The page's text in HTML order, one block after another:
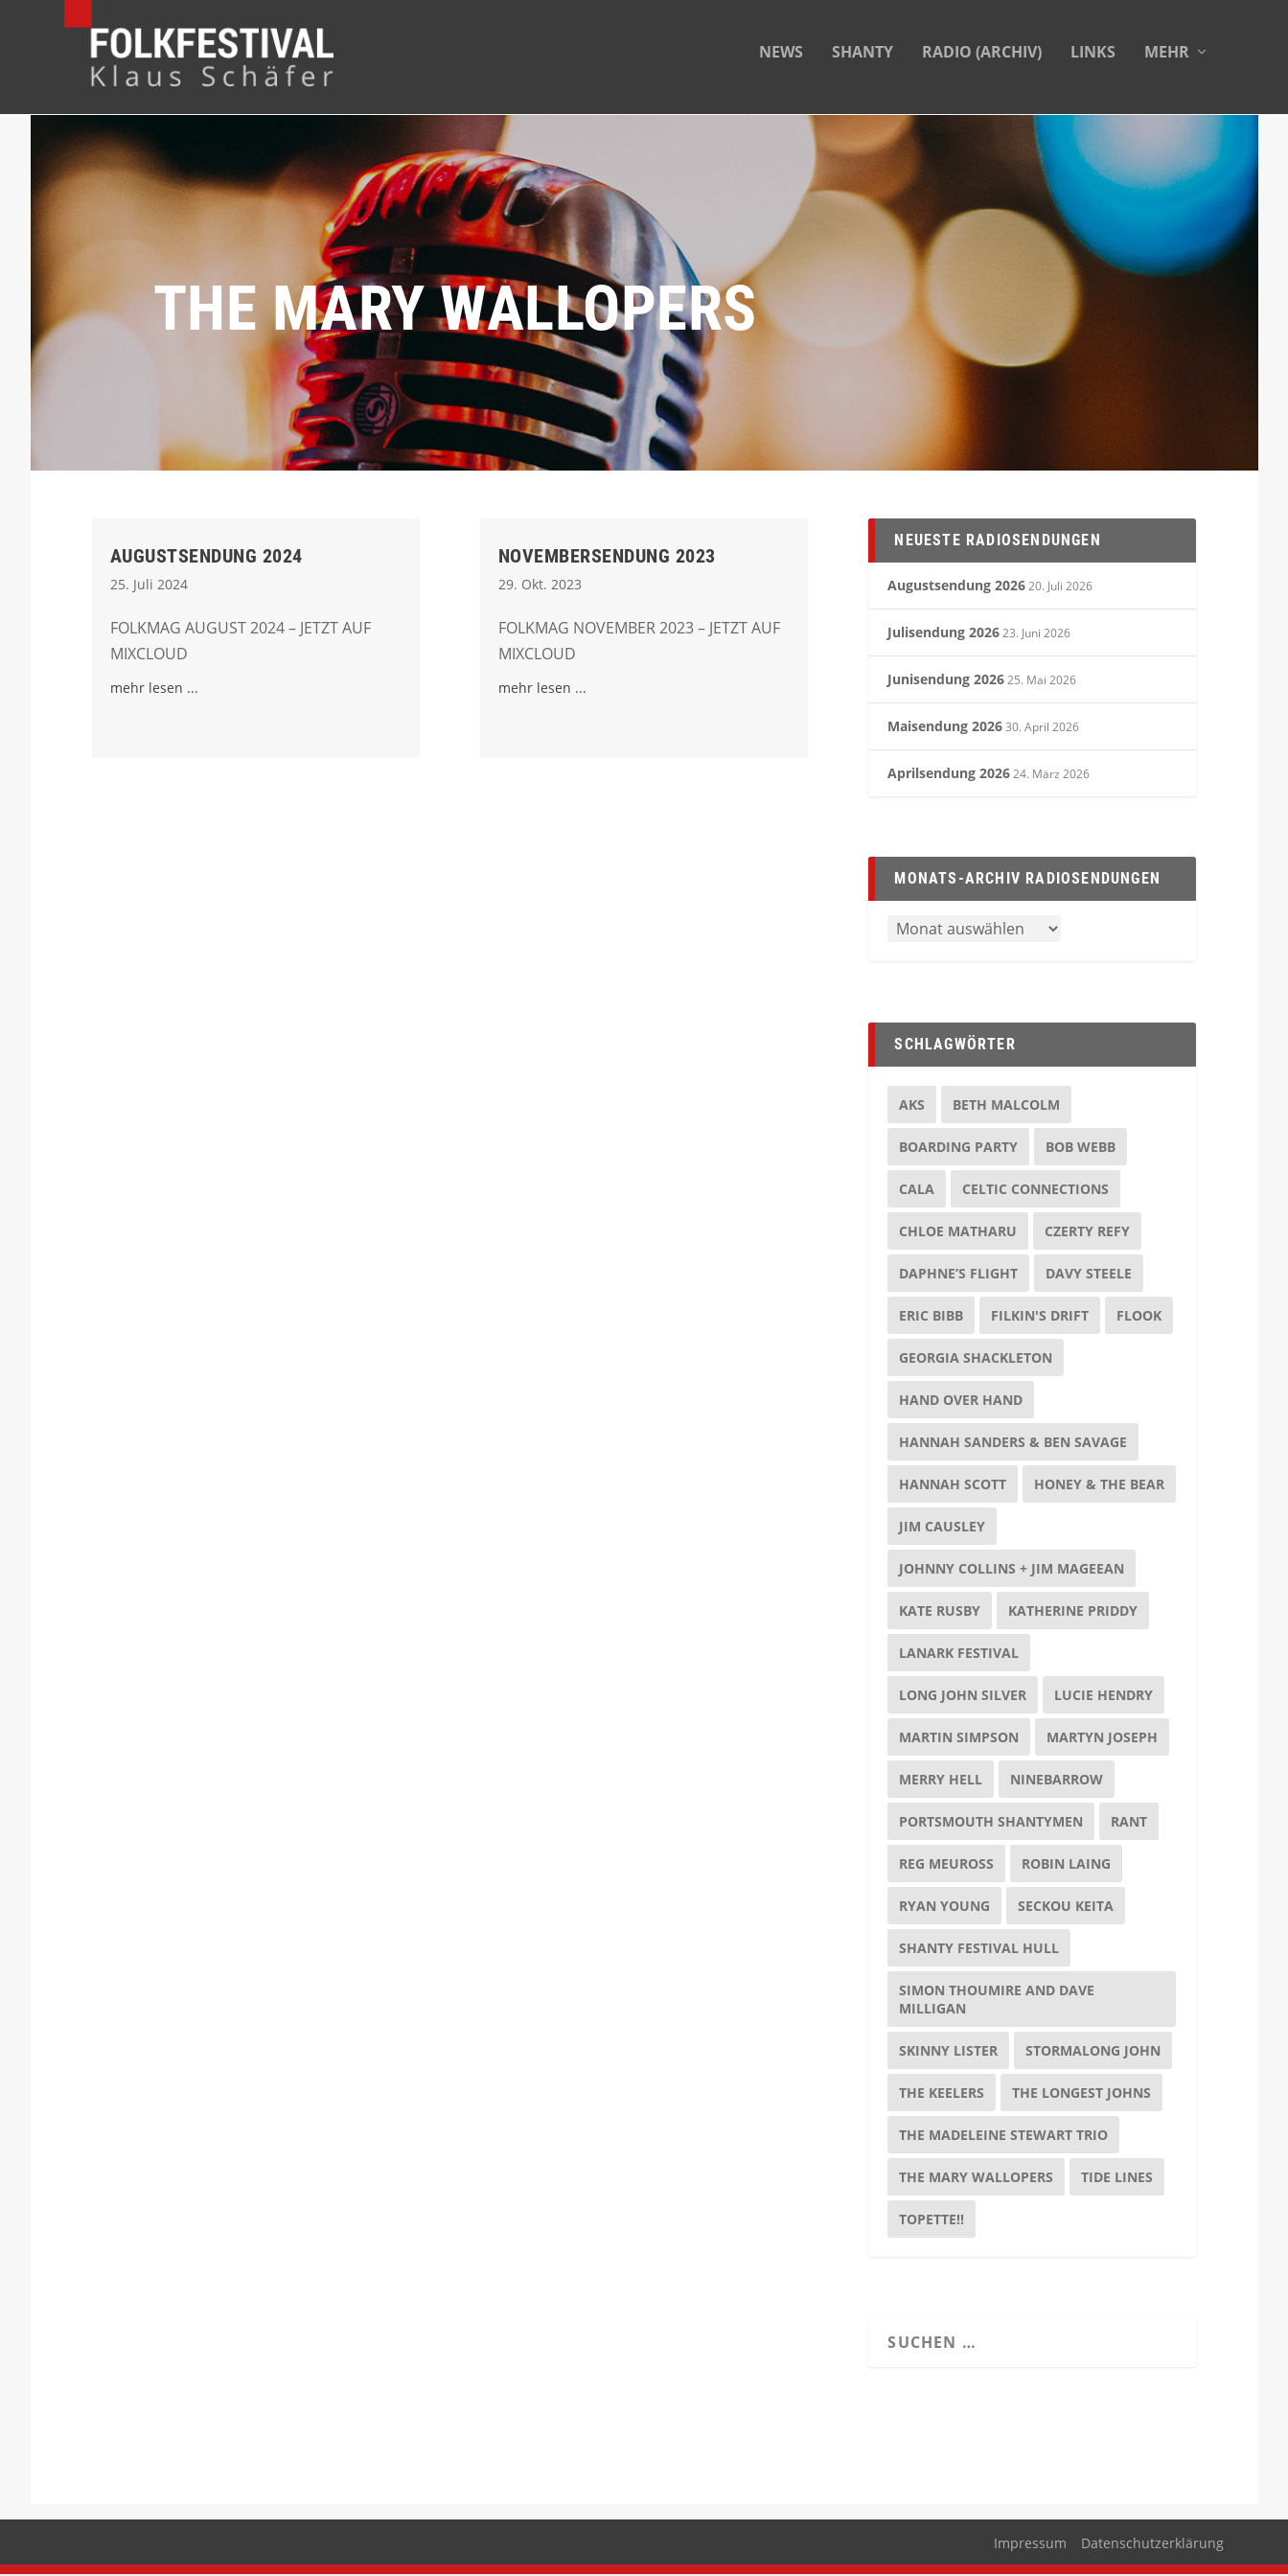
NEWS SHANTY RADIO (ARCHIV) LINKS MEHR
THE MARY WALLOPERS
AUGUSTSENDUNG 2024
25. Juli 2024
FOLKMAG AUGUST 2024 – JETZT AUF
MIXCLOUD
mehr lesen
NOVEMBERSENDUNG 2023
29. Okt. 2023
FOLKMAG NOVEMBER 2023 – JETZT AUF
MIXCLOUD
mehr lesen
NEUESTE RADIOSENDUNGEN
Augustsendung 2026 20. Juli 2026
Julisendung 2026 23. Juni 2026
Junisendung 2026 25. Mai 2026
Maisendung 2026 30. April 2026
Aprilsendung 2026 24. März 2026
MONATS-ARCHIV RADIOSENDUNGEN
SCHLAGWÖRTER
AKS BETH MALCOLM
BOARDING PARTY BOB WEBB
CALA CELTIC CONNECTIONS
CHLOE MATHARU CZERTY REFY
DAPHNE’S FLIGHT DAVY STEELE
ERIC BIBB FILKIN'S DRIFT FLOOK
GEORGIA SHACKLETON
HAND OVER HAND
HANNAH SANDERS & BEN SAVAGE
HANNAH SCOTT HONEY & THE BEAR
JIM CAUSLEY
JOHNNY COLLINS + JIM MAGEEAN
KATE RUSBY KATHERINE PRIDDY
LANARK FESTIVAL
LONG JOHN SILVER LUCIE HENDRY
MARTIN SIMPSON MARTYN JOSEPH
MERRY HELL NINEBARROW
PORTSMOUTH SHANTYMEN RANT
REG MEUROSS ROBIN LAING
RYAN YOUNG SECKOU KEITA
SHANTY FESTIVAL HULL
SIMON THOUMIRE AND DAVE
MILLIGAN
SKINNY LISTER STORMALONG JOHN
THE KEELERS THE LONGEST JOHNS
THE MADELEINE STEWART TRIO
THE MARY WALLOPERS TIDE LINES
TOPETTE!!
Impressum Datenschutzerklärung